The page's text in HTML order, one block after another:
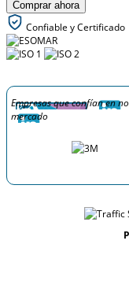
Comprar ahora
Confiable y Certificado
Empresas que confían en
mercado